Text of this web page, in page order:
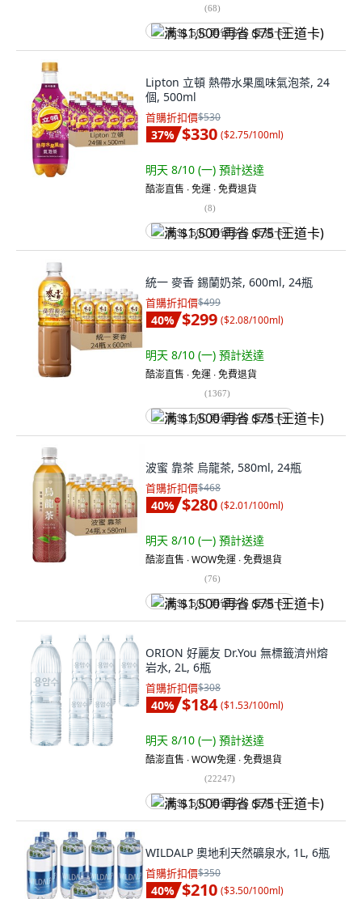
(68)
满 $1,500 再省 $75 (王道卡)
Lipton 立頓 熱帶水果風味氣泡茶, 24
個, 500ml
首購折扣價$530
37% $330 ($2.75/100ml)
明天 8/10 (一) 預計送達
酷澎直售 ∙ 免運 ∙ 免費退貨
(8)
满 $1,500 再省 $75 (王道卡)
統一 麥香 錫蘭奶茶, 600ml, 24瓶
首購折扣價$499
40% $299 ($2.08/100ml)
明天 8/10 (一) 預計送達
酷澎直售 ∙ 免運 ∙ 免費退貨
(1367)
满 $1,500 再省 $75 (王道卡)
波蜜 靠茶 烏龍茶, 580ml, 24瓶
首購折扣價$468
40% $280 ($2.01/100ml)
明天 8/10 (一) 預計送達
酷澎直售 ∙ WOW免運 ∙ 免費退貨
(76)
满 $1,500 再省 $75 (王道卡)
ORION 好麗友 Dr.You 無標籤濟州熔
岩水, 2L, 6瓶
首購折扣價$308
40% $184 ($1.53/100ml)
明天 8/10 (一) 預計送達
酷澎直售 ∙ WOW免運 ∙ 免費退貨
(22247)
满 $1,500 再省 $75 (王道卡)
WILDALP 奧地利天然礦泉水, 1L, 6瓶
首購折扣價$350
40% $210 ($3.50/100ml)